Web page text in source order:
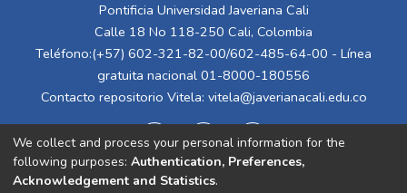
Pontificia Universidad Javeriana Cali
Calle 18 No 118-250 Cali, Colombia
Teléfono:(+57) 602-321-82-00/602-485-64-00 - Línea
gratuita nacional 01-8000-180556
Contacto repositorio Vitela: vitela@javerianacali.edu.co
We collect and process your personal information for the
following purposes: Authentication, Preferences,
Acknowledgement and Statistics.